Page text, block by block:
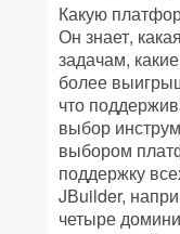
Какую
Он знает,
задачам,
более
что
выбор
выбором
поддержку
JВuilder,
четыре